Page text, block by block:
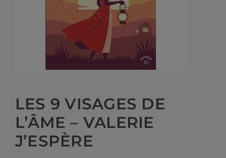
CONTACT
LES 9 VISAGES DE
L’ÂME – VALERIE
J’ESPÈRE